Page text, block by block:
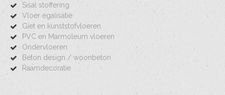
Sisal stoffering
Vloer egalisatie
Giet en kunststofvloeren
PVC en Marmoleum vloeren
Ondervloeren
Beton design / woonbeton
Raamdecoratie